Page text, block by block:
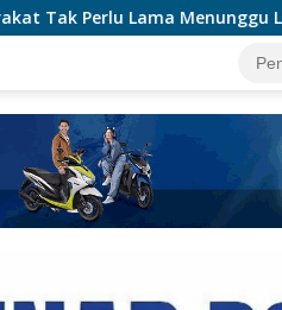
Layanan Pertanahan